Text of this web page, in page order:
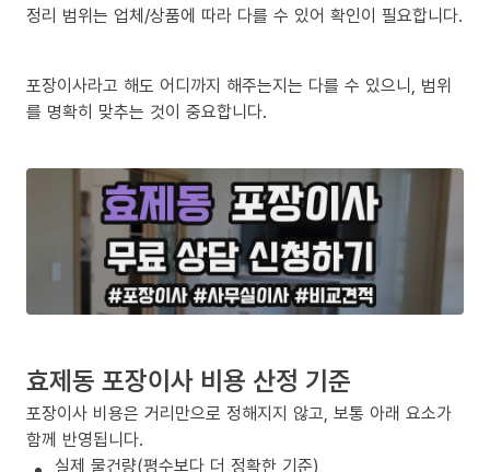
정리 범위는 업체/상품에 따라 다를 수 있어 확인이 필요합니다.
포장이사라고 해도 어디까지 해주는지는 다를 수 있으니, 범위
를 명확히 맞추는 것이 중요합니다.
효제동 포장이사 비용 산정 기준
포장이사 비용은 거리만으로 정해지지 않고, 보통 아래 요소가
함께 반영됩니다.
실제 물건량(평수보다 더 정확한 기준)